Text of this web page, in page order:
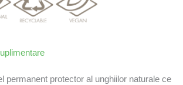
permanent protector al unghiilor naturale ce